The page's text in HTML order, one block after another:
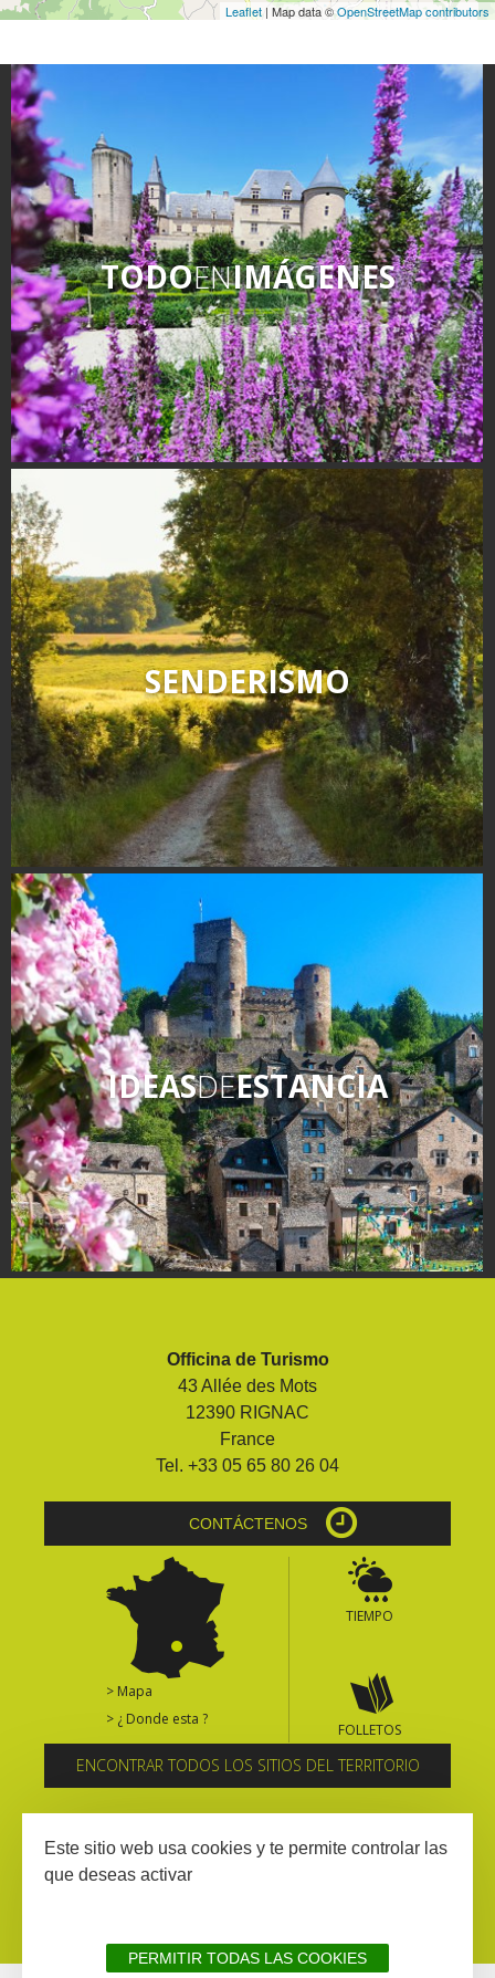
Leaflet | Map data ©OpenStreetMap contributors
TODOENIMÁGENES
SENDERISMO
IDEASDEESTANCIA
Officina de Turismo
43 Allée des Mots
12390 RIGNAC
France
Tel. +33 05 65 80 26 04
CONTÁCTENOS
> Mapa
> ¿ Donde esta ?
TIEMPO
FOLLETOS
ENCONTRAR TODOS LOS SITIOS DEL TERRITORIO
Suscríbase al boletín informativo
Este sitio web usa cookies y te permite controlar las
que deseas activar
PERMITIR TODAS LAS COOKIES